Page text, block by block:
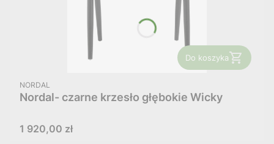
Do koszyka
PRODUCENT
NORDAL
Nordal- czarne krzesło głębokie Wicky
Cena
1 920,00 zł